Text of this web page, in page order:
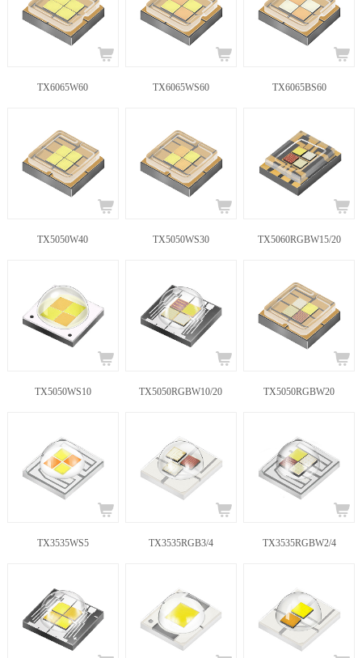
TX6065W60 TX6065WS60 TX6065BS60
TX5050W40 TX5050WS30 TX5060RGBW15/20
TX5050WS10 TX5050RGBW10/20 TX5050RGBW20
TX3535WS5 TX3535RGB3/4 TX3535RGBW2/4